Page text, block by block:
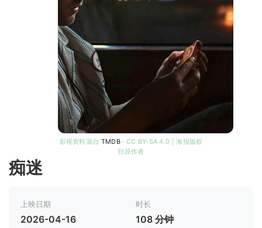
影视资料源自 TMDB· CC BY-SA 4.0 | 海报版权
归原作者
痴迷
上映日期
2026-04-16
时长
108 分钟